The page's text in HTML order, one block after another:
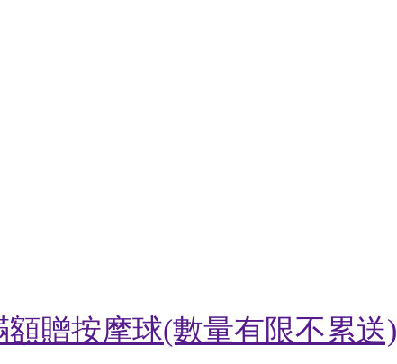
贈按摩球(數量有限不累送)